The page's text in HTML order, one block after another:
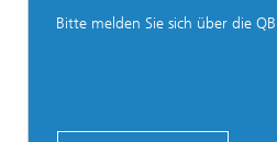
Bitte melden Sie sich über die